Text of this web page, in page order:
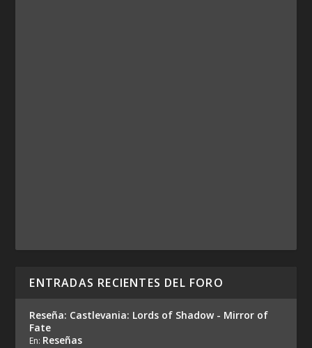
ENTRADAS RECIENTES DEL FORO
Reseña: Castlevania: Lords of Shadow - Mirror of
Fate
En: Reseñas